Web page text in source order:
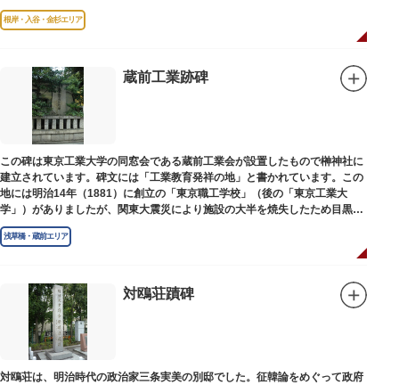
根岸・入谷・金杉エリア
蔵前工業跡碑
この碑は東京工業大学の同窓会である蔵前工業会が設置したもので榊神社に
建立されています。碑文には「工業教育発祥の地」と書かれています。この
地には明治14年（1881）に創立の「東京職工学校」（後の「東京工業大
学」）がありましたが、関東大震災により施設の大半を焼失したため目黒に
移転しました。
浅草橋・蔵前エリア
対鴎荘蹟碑
対鴎荘は、明治時代の政治家三条実美の別邸でした。征韓論をめぐって政府